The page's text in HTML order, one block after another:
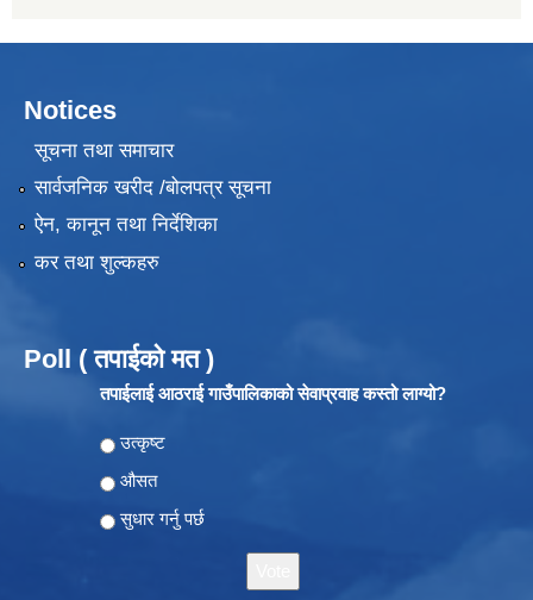
Notices
सूचना तथा समाचार
सार्वजनिक खरीद /बोलपत्र सूचना
ऐन, कानून तथा निर्देशिका
कर तथा शुल्कहरु
Poll ( तपाईको मत )
तपाईलाई आठराई गाउँपालिकाको सेवाप्रवाह कस्तो लाग्यो?
Choices
उत्कृष्ट
औसत
सुधार गर्नु पर्छ